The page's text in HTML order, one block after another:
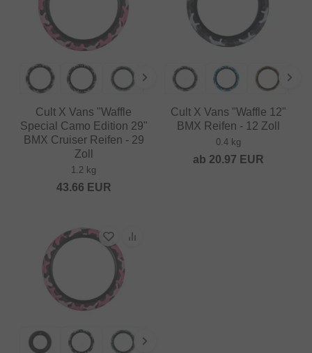
Cult X Vans "Waffle
Special Camo Edition 29"
BMX Cruiser Reifen - 29
Zoll
1.2 kg
43.66 EUR
Cult X Vans "Waffle 12"
BMX Reifen - 12 Zoll
0.4 kg
ab 20.97 EUR